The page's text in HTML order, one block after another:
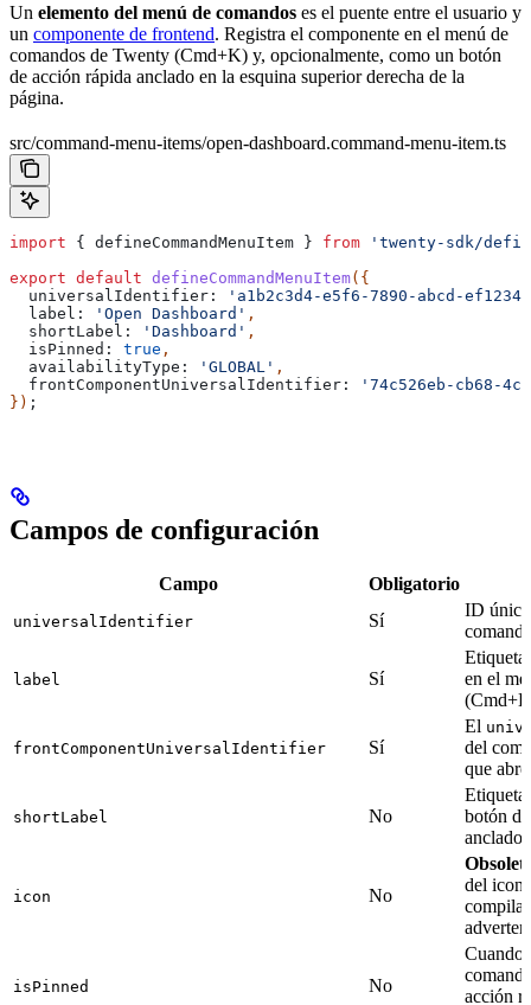
Un elemento del menú de comandos es el puente entre el usuario y
un componente de frontend. Registra el componente en el menú de
comandos de Twenty (Cmd+K) y, opcionalmente, como un botón
de acción rápida anclado en la esquina superior derecha de la
página.
src/command-menu-items/open-dashboard.command-menu-item.ts
import { defineCommandMenuItem } from 'twenty-sdk/
export default defineCommandMenuItem({
  universalIdentifier:
'a1b2c3d4-e5f6-7890-abcd-
  label:
'Open Dashboard' ,
  shortLabel:
'Dashboard' ,
  isPinned:
true ,
  availabilityType:
'GLOBAL' ,
  frontComponentUniversalIdentifier:
'74c526eb-cb68-
}) ;
Campos de configuración
Campo Obligatorio
universalIdentifier Sí
ID único
label Sí
Etiqueta
en el
frontComponentUniversalIdentifier Sí
El
del
que
shortLabel No
Etiqueta
botón
anclado
icon No
del
isPinned No
Cuando
acción